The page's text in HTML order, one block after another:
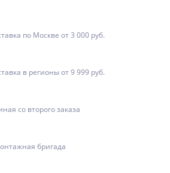
по Москве от 3 000 руб.
в регионы от 9 999 руб.
со второго заказа
бригада